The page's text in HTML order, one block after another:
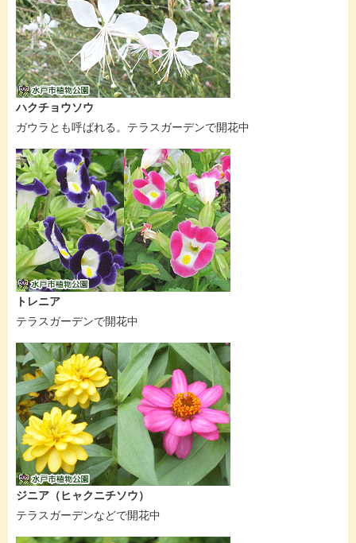
ハクチョウソウ
ガウラとも呼ばれる。テラスガーデンで開花中
トレニア
テラスガーデンで開花中
ジニア（ヒャクニチソウ）
テラスガーデンなどで開花中